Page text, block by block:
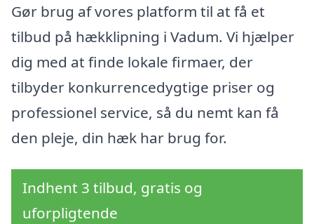
Gør brug af vores platform til at få et
tilbud på hækklipning i Vadum. Vi hjælper
dig med at finde lokale firmaer, der
tilbyder konkurrencedygtige priser og
professionel service, så du nemt kan få
den pleje, din hæk har brug for.
Indhent 3 tilbud, gratis og
uforpligtende